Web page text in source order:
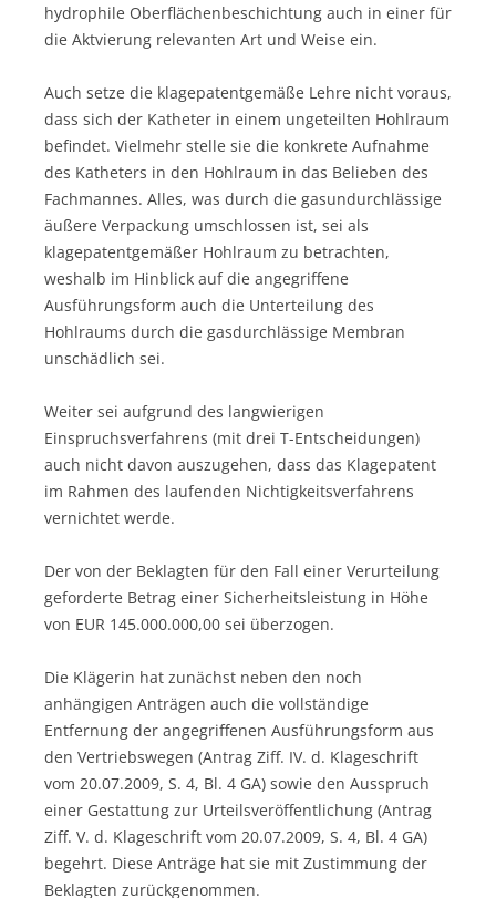
hydrophile Oberflächenbeschichtung auch in einer für
die Aktvierung relevanten Art und Weise ein.
Auch setze die klagepatentgemäße Lehre nicht voraus,
dass sich der Katheter in einem ungeteilten Hohlraum
befindet. Vielmehr stelle sie die konkrete Aufnahme
des Katheters in den Hohlraum in das Belieben des
Fachmannes. Alles, was durch die gasundurchlässige
äußere Verpackung umschlossen ist, sei als
klagepatentgemäßer Hohlraum zu betrachten,
weshalb im Hinblick auf die angegriffene
Ausführungsform auch die Unterteilung des
Hohlraums durch die gasdurchlässige Membran
unschädlich sei.
Weiter sei aufgrund des langwierigen
Einspruchsverfahrens (mit drei T-Entscheidungen)
auch nicht davon auszugehen, dass das Klagepatent
im Rahmen des laufenden Nichtigkeitsverfahrens
vernichtet werde.
Der von der Beklagten für den Fall einer Verurteilung
geforderte Betrag einer Sicherheitsleistung in Höhe
von EUR 145.000.000,00 sei überzogen.
Die Klägerin hat zunächst neben den noch
anhängigen Anträgen auch die vollständige
Entfernung der angegriffenen Ausführungsform aus
den Vertriebswegen (Antrag Ziff. IV. d. Klageschrift
vom 20.07.2009, S. 4, Bl. 4 GA) sowie den Ausspruch
einer Gestattung zur Urteilsveröffentlichung (Antrag
Ziff. V. d. Klageschrift vom 20.07.2009, S. 4, Bl. 4 GA)
begehrt. Diese Anträge hat sie mit Zustimmung der
Beklagten zurückgenommen.